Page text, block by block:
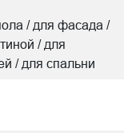
/ для фасада /
/ для
/ для спальни